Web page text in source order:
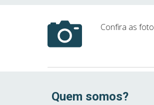
Confira as
Quem somos?